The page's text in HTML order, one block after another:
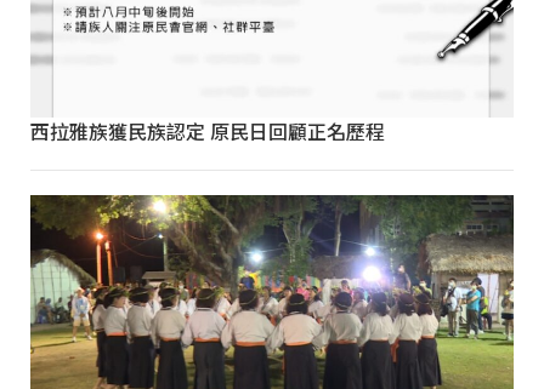
西拉雅族獲民族認定 原民日回顧正名歷程